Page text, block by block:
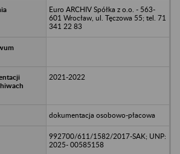
Euro ARCHIV Spółka z o.o. - 563-
601 Wrocław, ul. Tęczowa 55; tel. 71
341 22 83
2021-2022
dokumentacja osobowo-płacowa
992700/611/1582/2017-SAK; UNP:
2025- 00585158